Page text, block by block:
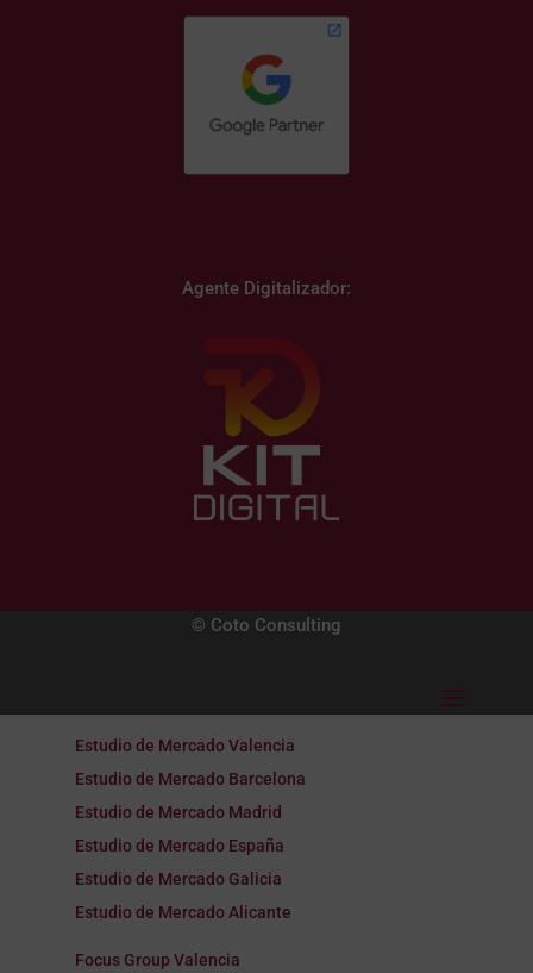
Agente Digitalizador:
© Coto Consulting
Estudio de Mercado Valencia
Estudio de Mercado Barcelona
Estudio de Mercado Madrid
Estudio de Mercado España
Estudio de Mercado Galicia
Estudio de Mercado Alicante
Focus Group Valencia